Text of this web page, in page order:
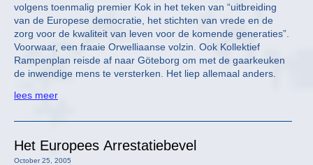
volgens toenmalig premier Kok in het teken van “uitbreiding
van de Europese democratie, het stichten van vrede en de
zorg voor de kwaliteit van leven voor de komende generaties”.
Voorwaar, een fraaie Orwelliaanse volzin. Ook Kollektief
Rampenplan reisde af naar Göteborg om met de gaarkeuken
de inwendige mens te versterken. Het liep allemaal anders.
lees meer
Het Europees Arrestatiebevel
October 25, 2005